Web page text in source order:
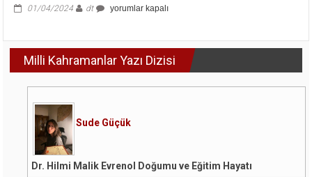
için
01/04/2024 dt
Ti
için
yorumlar kapalı
Milli Kahramanlar Yazı Dizisi
Sude Güçük
Dr. Hilmi Malik Evrenol Doğumu ve Eğitim Hayatı